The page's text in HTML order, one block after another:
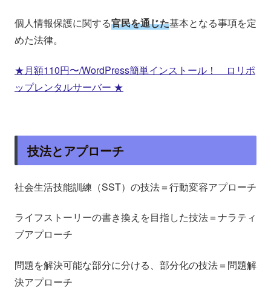
個人情報保護に関する官民を通じた基本となる事項を定
めた法律。
★月額110円〜/WordPress簡単インストール！ ロリポ
ップレンタルサーバー ★
技法とアプローチ
社会生活技能訓練（SST）の技法＝行動変容アプローチ
ライフストーリーの書き換えを目指した技法＝ナラティ
ブアプローチ
問題を解決可能な部分に分ける、部分化の技法＝問題解
決アプローチ